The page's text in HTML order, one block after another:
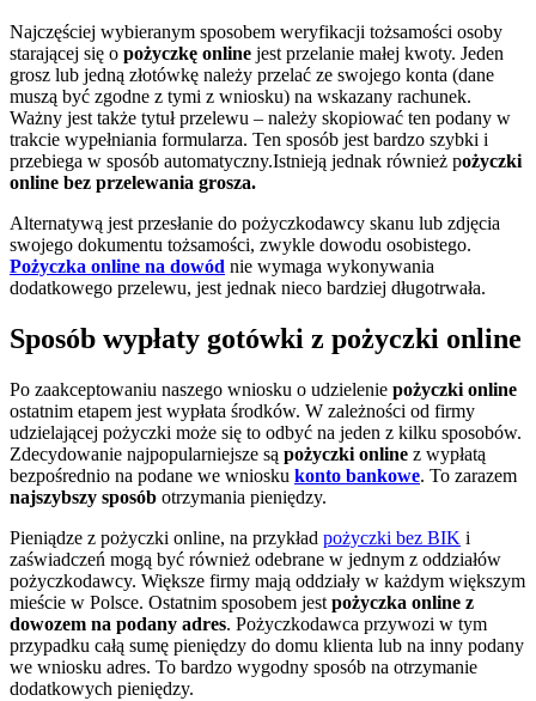
Najczęściej wybieranym sposobem weryfikacji tożsamości osoby
starającej się o pożyczkę online jest przelanie małej kwoty. Jeden
grosz lub jedną złotówkę należy przelać ze swojego konta (dane
muszą być zgodne z tymi z wniosku) na wskazany rachunek.
Ważny jest także tytuł przelewu – należy skopiować ten podany w
trakcie wypełniania formularza. Ten sposób jest bardzo szybki i
przebiega w sposób automatyczny.Istnieją jednak również pożyczki
online bez przelewania grosza.
Alternatywą jest przesłanie do pożyczkodawcy skanu lub zdjęcia
swojego dokumentu tożsamości, zwykle dowodu osobistego.
Pożyczka online na dowód nie wymaga wykonywania
dodatkowego przelewu, jest jednak nieco bardziej długotrwała.
Sposób wypłaty gotówki z pożyczki online
Po zaakceptowaniu naszego wniosku o udzielenie pożyczki online
ostatnim etapem jest wypłata środków. W zależności od firmy
udzielającej pożyczki może się to odbyć na jeden z kilku sposobów.
Zdecydowanie najpopularniejsze są pożyczki online z wypłatą
bezpośrednio na podane we wniosku konto bankowe. To zarazem
najszybszy sposób otrzymania pieniędzy.
Pieniądze z pożyczki online, na przykład pożyczki bez BIK i
zaświadczeń mogą być również odebrane w jednym z oddziałów
pożyczkodawcy. Większe firmy mają oddziały w każdym większym
mieście w Polsce. Ostatnim sposobem jest pożyczka online z
dowozem na podany adres. Pożyczkodawca przywozi w tym
przypadku całą sumę pieniędzy do domu klienta lub na inny podany
we wniosku adres. To bardzo wygodny sposób na otrzymanie
dodatkowych pieniędzy.